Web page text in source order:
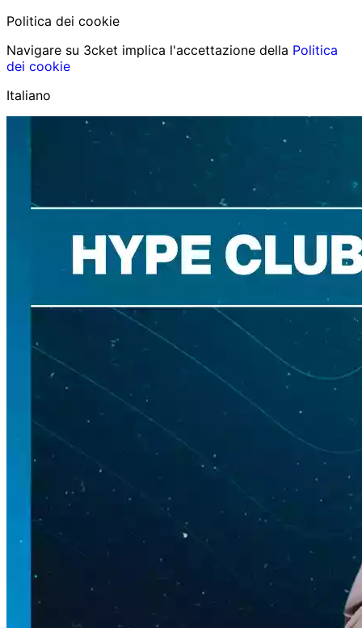
Politica dei cookie
Navigare su 3cket implica l'accettazione della Politica
dei cookie
Italiano